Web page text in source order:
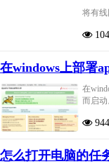
将有
在windows上部署
在
而启动
944
怎么打开电脑的任